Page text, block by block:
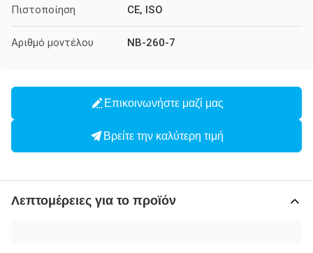
Πιστοποίηση CE, ISO
Αριθμό μοντέλου NB-260-7
Επικοινωνήστε μαζί μας
Βρείτε την καλύτερη τιμή
Λεπτομέρειες για το προϊόν